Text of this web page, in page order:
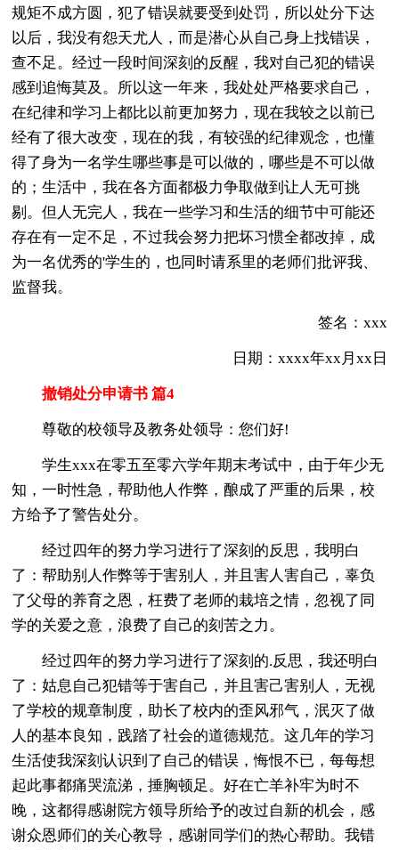
规矩不成方圆，犯了错误就要受到处罚，所以处分下达
以后，我没有怨天尤人，而是潜心从自己身上找错误，
查不足。经过一段时间深刻的反醒，我对自己犯的错误
感到追悔莫及。所以这一年来，我处处严格要求自己，
在纪律和学习上都比以前更加努力，现在我较之以前已
经有了很大改变，现在的我，有较强的纪律观念，也懂
得了身为一名学生哪些事是可以做的，哪些是不可以做
的；生活中，我在各方面都极力争取做到让人无可挑
剔。但人无完人，我在一些学习和生活的细节中可能还
存在有一定不足，不过我会努力把坏习惯全都改掉，成
为一名优秀的'学生的，也同时请系里的老师们批评我、
监督我。
签名：xxx
日期：xxxx年xx月xx日
撤销处分申请书 篇4
尊敬的校领导及教务处领导：您们好!
学生xxx在零五至零六学年期末考试中，由于年少无
知，一时性急，帮助他人作弊，酿成了严重的后果，校
方给予了警告处分。
经过四年的努力学习进行了深刻的反思，我明白
了：帮助别人作弊等于害别人，并且害人害自己，辜负
了父母的养育之恩，枉费了老师的栽培之情，忽视了同
学的关爱之意，浪费了自己的刻苦之力。
经过四年的努力学习进行了深刻的.反思，我还明白
了：姑息自己犯错等于害自己，并且害己害别人，无视
了学校的规章制度，助长了校内的歪风邪气，泯灭了做
人的基本良知，践踏了社会的道德规范。这几年的学习
生活使我深刻认识到了自己的错误，悔恨不已，每每想
起此事都痛哭流涕，捶胸顿足。好在亡羊补牢为时不
晚，这都得感谢院方领导所给予的改过自新的机会，感
谢众恩师们的关心教导，感谢同学们的热心帮助。我错